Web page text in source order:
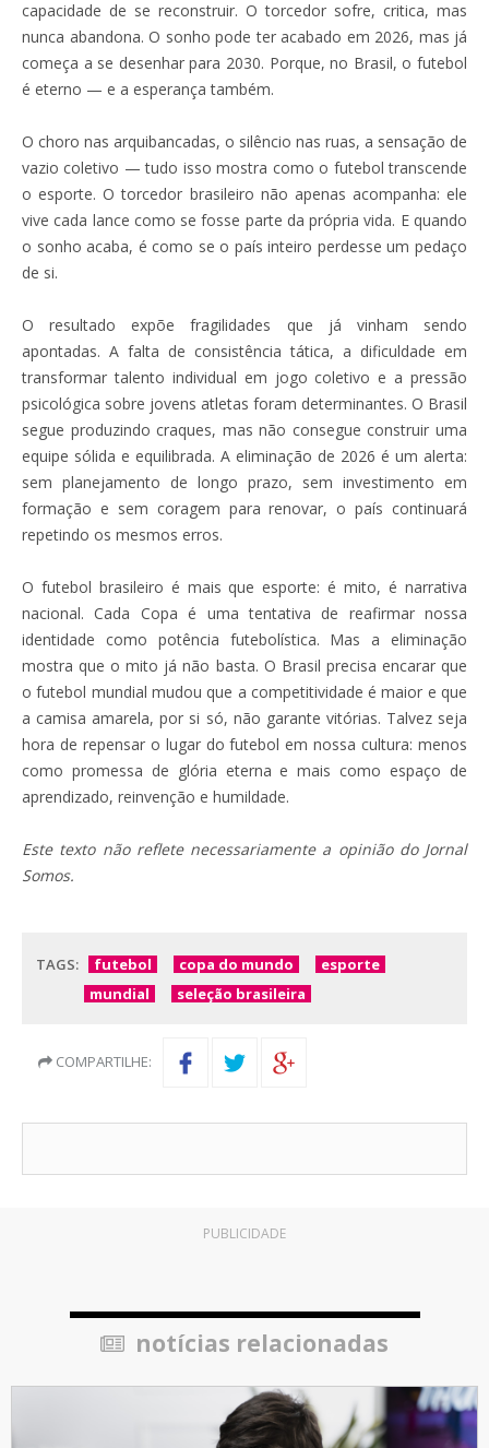
capacidade de se reconstruir. O torcedor sofre, critica, mas
nunca abandona. O sonho pode ter acabado em 2026, mas já
começa a se desenhar para 2030. Porque, no Brasil, o futebol
é eterno — e a esperança também.
O choro nas arquibancadas, o silêncio nas ruas, a sensação de
vazio coletivo — tudo isso mostra como o futebol transcende
o esporte. O torcedor brasileiro não apenas acompanha: ele
vive cada lance como se fosse parte da própria vida. E quando
o sonho acaba, é como se o país inteiro perdesse um pedaço
de si.
O resultado expõe fragilidades que já vinham sendo
apontadas. A falta de consistência tática, a dificuldade em
transformar talento individual em jogo coletivo e a pressão
psicológica sobre jovens atletas foram determinantes. O Brasil
segue produzindo craques, mas não consegue construir uma
equipe sólida e equilibrada. A eliminação de 2026 é um alerta:
sem planejamento de longo prazo, sem investimento em
formação e sem coragem para renovar, o país continuará
repetindo os mesmos erros.
O futebol brasileiro é mais que esporte: é mito, é narrativa
nacional. Cada Copa é uma tentativa de reafirmar nossa
identidade como potência futebolística. Mas a eliminação
mostra que o mito já não basta. O Brasil precisa encarar que
o futebol mundial mudou que a competitividade é maior e que
a camisa amarela, por si só, não garante vitórias. Talvez seja
hora de repensar o lugar do futebol em nossa cultura: menos
como promessa de glória eterna e mais como espaço de
aprendizado, reinvenção e humildade.
Este texto não reflete necessariamente a opinião do Jornal
Somos.
TAGS: futebol copa do mundo
esporte
mundial
seleção brasileira
COMPARTILHE:
PUBLICIDADE
notícias relacionadas